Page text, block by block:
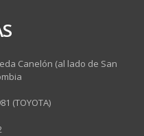
Canelón (al lado de San
(TOYOTA)